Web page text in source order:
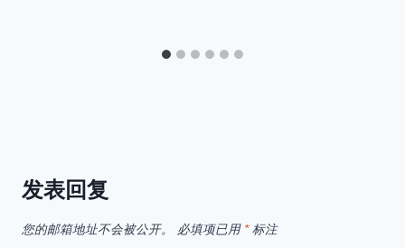
发表回复
您的邮箱地址不会被公开。 必填项已用 *标注